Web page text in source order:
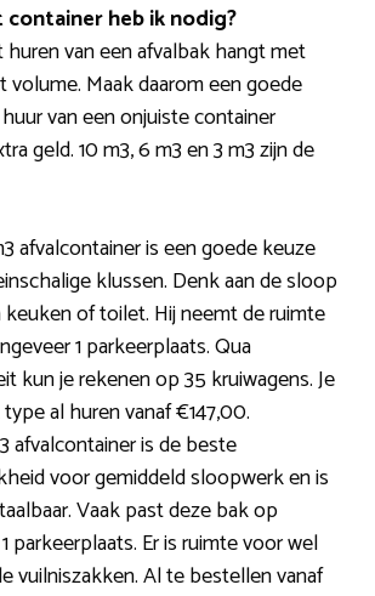
heb ik nodig?
huren van een afvalbak hangt met
volume. Maak daarom een goede
van een onjuiste container
geld. 10 m3, 6 m3 en 3 m3 zijn de
afvalcontainer is een goede keuze
klussen. Denk aan de sloop
keuken of toilet. Hij neemt de ruimte
1 parkeerplaats. Qua
kun je rekenen op 35 kruiwagens. Je
al huren vanaf €147,00.
afvalcontainer is de beste
voor gemiddeld sloopwerk en is
Vaak past deze bak op
parkeerplaats. Er is ruimte voor wel
vuilniszakken. Al te bestellen vanaf